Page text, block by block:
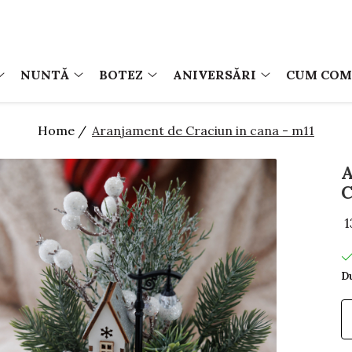
NUNTĂ BOTEZ ANIVERSĂRI CUM
Home / Aranjament de Craciun in cana - m11